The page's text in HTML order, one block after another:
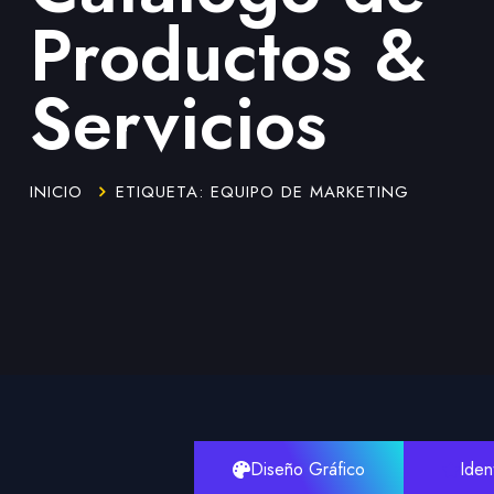
Productos &
Servicios
INICIO ETIQUETA: EQUIPO DE MARKETING
Diseño Gráfico